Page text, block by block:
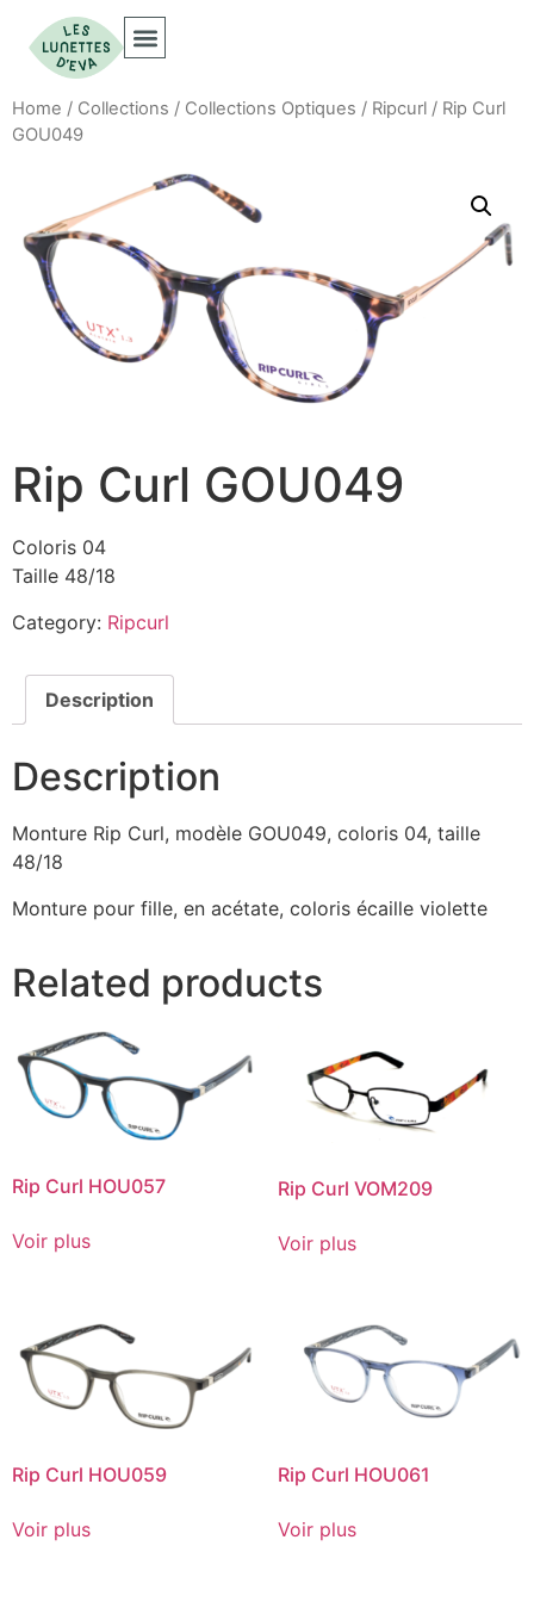
Home / Collections / Collections Optiques / Ripcurl / Rip Curl
GOU049
Rip Curl GOU049
Coloris 04
Taille 48/18
Category: Ripcurl
Description
Description
Monture Rip Curl, modèle GOU049, coloris 04, taille
48/18
Monture pour fille, en acétate, coloris écaille violette
Related products
Rip Curl HOU057
Voir plus
Rip Curl VOM209
Voir plus
Rip Curl HOU059
Voir plus
Rip Curl HOU061
Voir plus